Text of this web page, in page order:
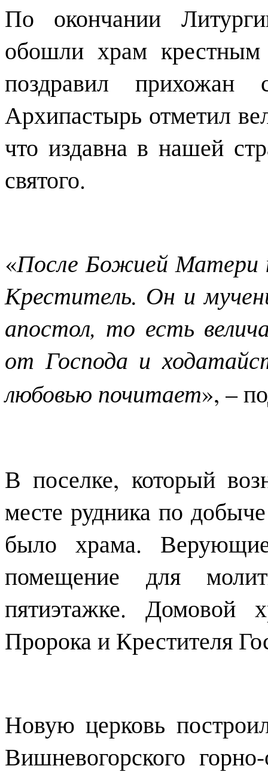
По окончании
обошли храм
поздравил прихожан
Архипастырь отметил
что издавна в нашей
святого.
«После Божией Матери
Креститель. Он и
апостол, то есть
от Господа и
любовью почитает», –
В поселке, который
месте рудника по
было храма.
помещение для
пятиэтажке. Домовой
Пророка и Крестителя
Новую церковь
Вишневогорского